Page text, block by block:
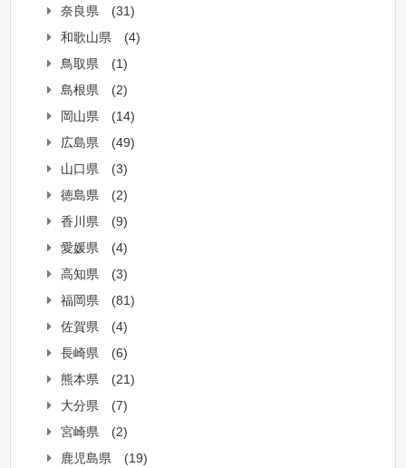
奈良県
(31)
和歌山県
(4)
鳥取県
(1)
島根県
(2)
岡山県
(14)
広島県
(49)
山口県
(3)
徳島県
(2)
香川県
(9)
愛媛県
(4)
高知県
(3)
福岡県
(81)
佐賀県
(4)
長崎県
(6)
熊本県
(21)
大分県
(7)
宮崎県
(2)
鹿児島県
(19)